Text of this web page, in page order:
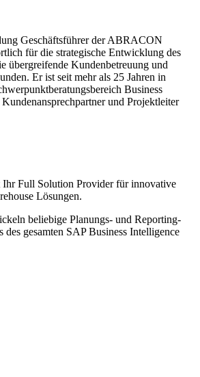
Geschäftsführer der ABRACON
für die strategische Entwicklung des
übergreifende Kundenbetreuung und
Er ist seit mehr als 25 Jahren in
Business
und Projektleiter
Full Solution Provider für innovative
Lösungen.
beliebige Planungs- und Reporting-
gesamten SAP Business Intelligence